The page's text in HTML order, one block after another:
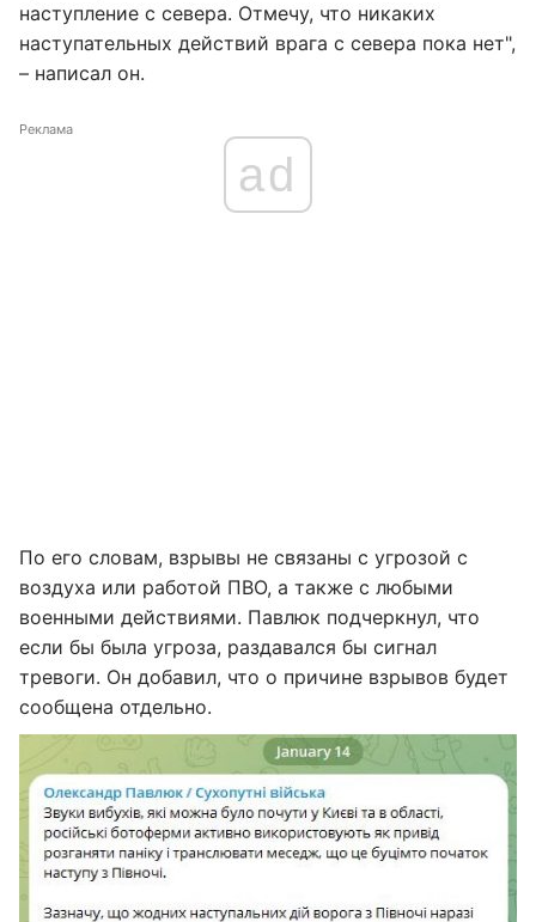
наступление с севера. Отмечу, что никаких
наступательных действий врага с севера пока нет",
– написал он.
Реклама
ad
По его словам, взрывы не связаны с угрозой с
воздуха или работой ПВО, а также с любыми
военными действиями. Павлюк подчеркнул, что
если бы была угроза, раздавался бы сигнал
тревоги. Он добавил, что о причине взрывов будет
сообщена отдельно.